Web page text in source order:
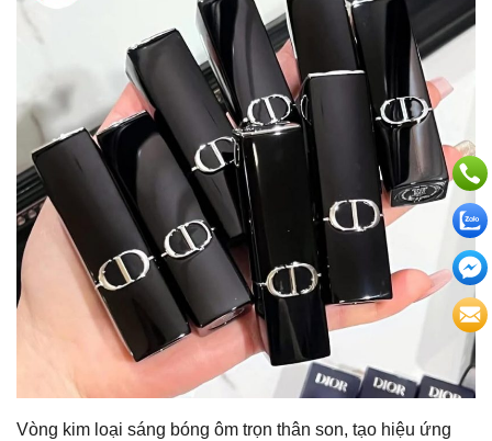
Vòng kim loại sáng bóng ôm trọn thân son, tạo hiệu ứng